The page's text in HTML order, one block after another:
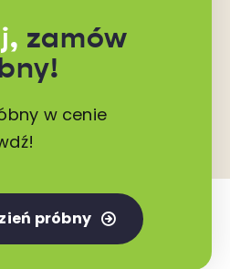
zamów
w cenie
próbny